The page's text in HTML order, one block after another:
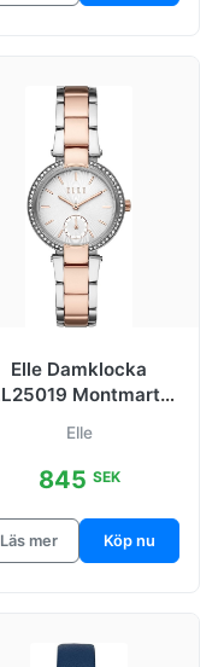
Elle Damklocka
Montmartre
t stål Ø32
Elle
845 SEK
Läs mer Köp nu